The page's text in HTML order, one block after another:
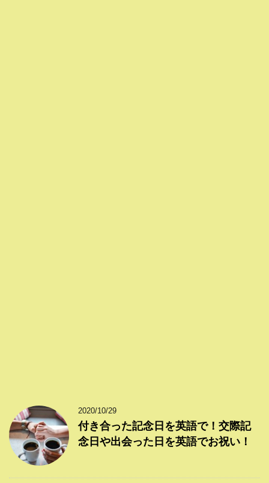
2020/10/29
付き合った記念日を英語で！交際記
念日や出会った日を英語でお祝い！